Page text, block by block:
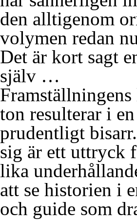
den alltigenom
volymen redan
Det är kort sagt
själv …
ton resulterar i
prudentligt
sig är ett uttryck
lika
att se historien i
och guide som